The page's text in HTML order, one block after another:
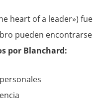
heart of a leader») fue
pueden encontrarse
por Blanchard: